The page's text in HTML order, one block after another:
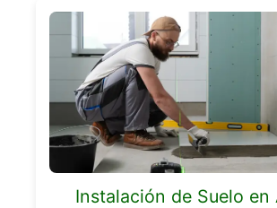
Instalación de Suelo en